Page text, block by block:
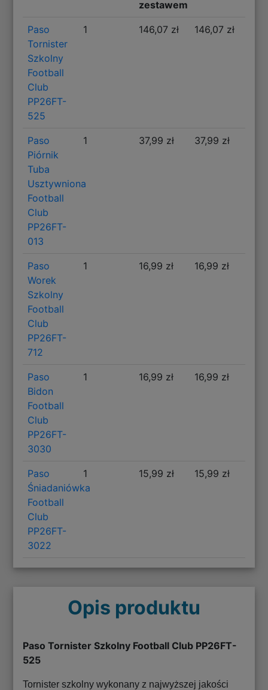
zestawem
Paso
Tornister
Szkolny
Football
Club
PP26FT-
525
1 146,07 zł 146,07 zł
Paso
Piórnik
Tuba
Usztywniona
Football
Club
PP26FT-
013
1 37,99 zł 37,99 zł
Paso
Worek
Szkolny
Football
Club
PP26FT-
712
1 16,99 zł 16,99 zł
Paso
Bidon
Football
Club
PP26FT-
3030
1 16,99 zł 16,99 zł
Paso
Śniadaniówka
Football
Club
PP26FT-
3022
1 15,99 zł 15,99 zł
Opis produktu
Paso Tornister Szkolny Football Club PP26FT-
525
Tornister szkolny wykonany z najwyższej jakości